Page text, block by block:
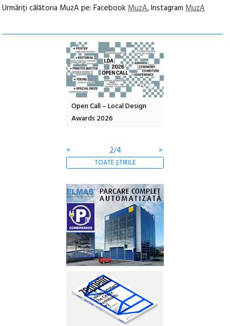
Urmăriți călătoria MuzA pe: FacebookMuzA, InstagramMuzA
Anuala de artă urbană
Artown NOW #5:
<
3/4 >
TOATE ȘTIRILE